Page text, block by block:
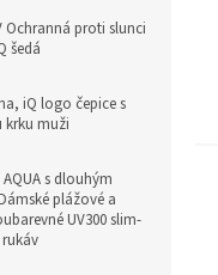
Ochranná proti slunci
šedá
iQ logo čepice s
krku muži
s dlouhým
plážové a
UV300 slim-